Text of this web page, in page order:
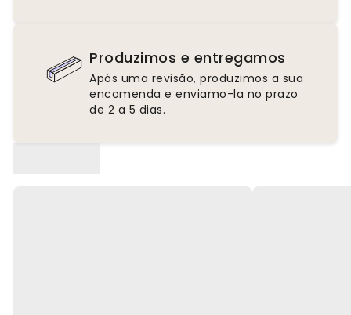
Produzimos e entregamos
Após uma revisão, produzimos a sua
encomenda e enviamo-la no prazo
de 2 a 5 dias.